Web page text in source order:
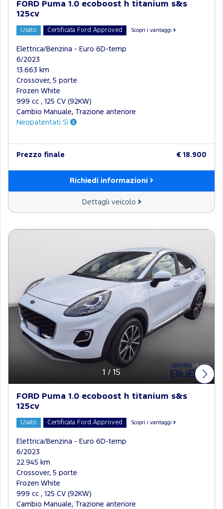
FORD Puma 1.0 ecoboost h titanium s&s
125cv
Usato Certificata Ford Approved Scopri i vantaggi
Elettrica/Benzina - Euro 6D-temp
6/2023
13.663 km
Crossover, 5 porte
Frozen White
999 cc , 125 CV (92KW)
Cambio Manuale, Trazione anteriore
Neopatentati Sì
Prezzo finale € 18.900
Richiedi informazioni
Dettagli veicolo
1 / 15
FORD Puma 1.0 ecoboost h titanium s&s
125cv
Usato Certificata Ford Approved Scopri i vantaggi
Elettrica/Benzina - Euro 6D-temp
6/2023
22.945 km
Crossover, 5 porte
Frozen White
999 cc , 125 CV (92KW)
Cambio Manuale, Trazione anteriore